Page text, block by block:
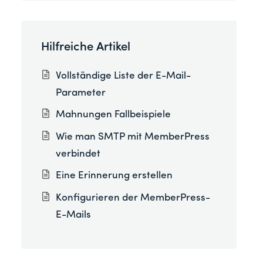
Hilfreiche Artikel
Vollständige Liste der E-Mail-
Parameter
Mahnungen Fallbeispiele
Wie man SMTP mit MemberPress
verbindet
Eine Erinnerung erstellen
Konfigurieren der MemberPress-
E-Mails